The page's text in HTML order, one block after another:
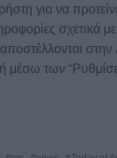
για να
σχετικά
στην
μέσω των